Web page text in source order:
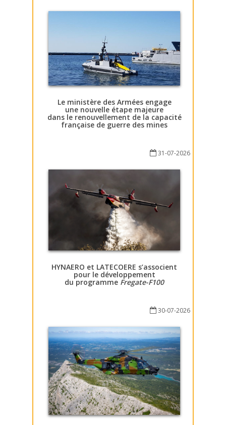
Le ministère des Armées engage
une nouvelle étape majeure
dans le renouvellement de la capacité
française de guerre des mines
31-07-2026
HYNAERO et LATECOERE s’associent
pour le développement
du programme Fregate-F100
30-07-2026